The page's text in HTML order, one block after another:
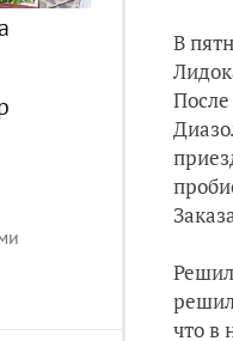
В
что в